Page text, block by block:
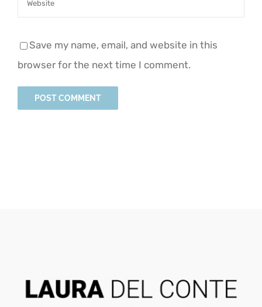
Save my name, email, and website in this
browser for the next time I comment.